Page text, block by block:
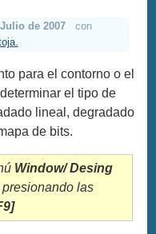
de 2007 con
para el contorno o el
el tipo de
lineal, degradado
de bits.
Window/ Desing
las